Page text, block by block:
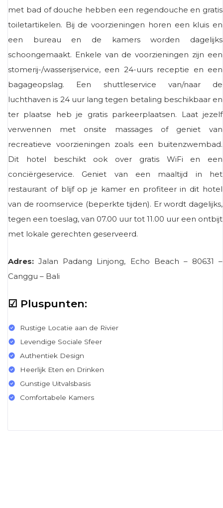
met bad of douche hebben een regendouche en gratis
toiletartikelen. Bij de voorzieningen horen een kluis en
een bureau en de kamers worden dagelijks
schoongemaakt. Enkele van de voorzieningen zijn een
stomerij-/wasserijservice, een 24-uurs receptie en een
bagageopslag. Een shuttleservice van/naar de
luchthaven is 24 uur lang tegen betaling beschikbaar en
ter plaatse heb je gratis parkeerplaatsen. Laat jezelf
verwennen met onsite massages of geniet van
recreatieve voorzieningen zoals een buitenzwembad.
Dit hotel beschikt ook over gratis WiFi en een
conciërgeservice. Geniet van een maaltijd in het
restaurant of blijf op je kamer en profiteer in dit hotel
van de roomservice (beperkte tijden). Er wordt dagelijks,
tegen een toeslag, van 07.00 uur tot 11.00 uur een ontbijt
met lokale gerechten geserveerd.
Adres: Jalan Padang Linjong, Echo Beach – 80631 –
Canggu – Bali
☑ Pluspunten:
Rustige Locatie aan de Rivier
Levendige Sociale Sfeer
Authentiek Design
Heerlijk Eten en Drinken
Gunstige Uitvalsbasis
Comfortabele Kamers